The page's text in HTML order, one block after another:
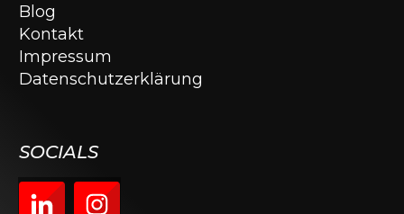
Blog
Kontakt
Impressum
Datenschutzerklärung
SOCIALS